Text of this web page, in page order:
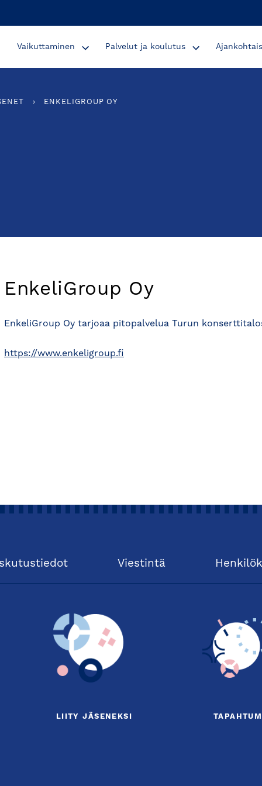
Vaikuttaminen Palvelut ja koulutus
› ENKELIGROUP OY
EnkeliGroup Oy
EnkeliGroup Oy tarjoaa pitopalvelua Turun
https://www.enkeligroup.fi
Viestintä
LIITY JÄSENEKSI